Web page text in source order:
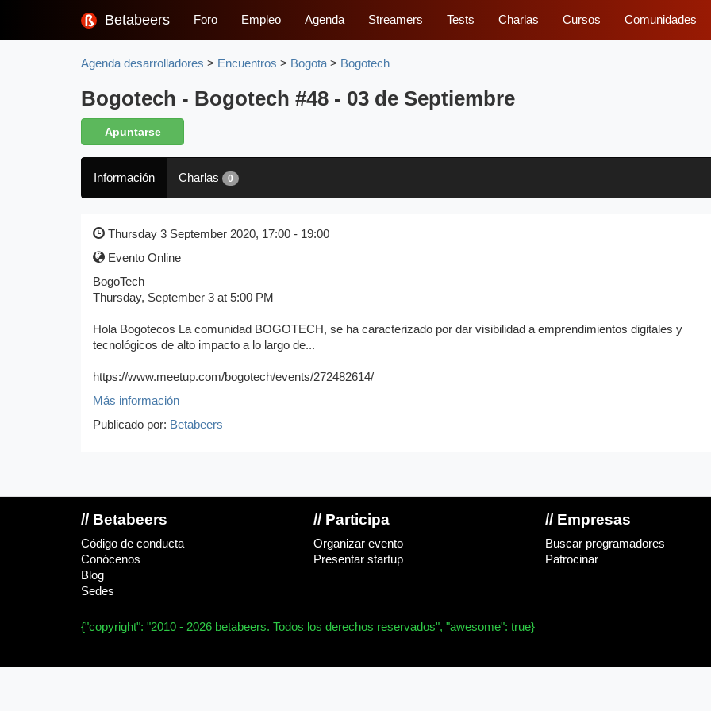
Betabeers Foro Empleo Agenda Streamers Tests Charlas Cursos Comunidades
Agenda desarrolladores > Encuentros > Bogota > Bogotech
Bogotech - Bogotech #48 - 03 de Septiembre
Apuntarse
Información Charlas 0
Thursday 3 September 2020, 17:00 - 19:00
Evento Online
BogoTech
Thursday, September 3 at 5:00 PM
Hola Bogotecos La comunidad BOGOTECH, se ha caracterizado por dar visibilidad a emprendimientos digitales y
tecnológicos de alto impacto a lo largo de...
https://www.meetup.com/bogotech/events/272482614/
Más información
Publicado por: Betabeers
// Betabeers
Código de conducta
Conócenos
Blog
Sedes
// Participa
Organizar evento
Presentar startup
// Empresas
Buscar programadores
Patrocinar
{"copyright": "2010 - 2026 betabeers. Todos los derechos reservados", "awesome": true}